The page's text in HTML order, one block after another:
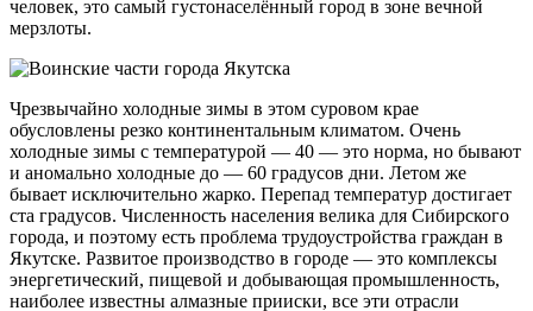
человек, это самый густонаселённый город в зоне вечной
мерзлоты.
Чрезвычайно холодные зимы в этом суровом крае
обусловлены резко континентальным климатом. Очень
холодные зимы с температурой — 40 — это норма, но бывают
и аномально холодные до — 60 градусов дни. Летом же
бывает исключительно жарко. Перепад температур достигает
ста градусов. Численность населения велика для Сибирского
города, и поэтому есть проблема трудоустройства граждан в
Якутске. Развитое производство в городе — это комплексы
энергетический, пищевой и добывающая промышленность,
наиболее известны алмазные прииски, все эти отрасли